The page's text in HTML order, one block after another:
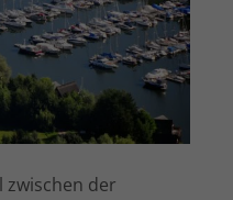
zwischen der